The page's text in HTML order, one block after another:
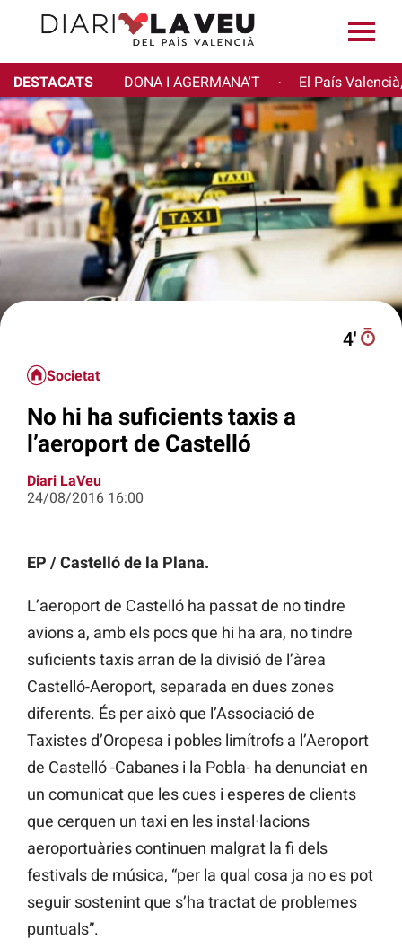
DESTACATS DONA I AGERMANA'T · El País
4′
Societat
No hi ha suficients taxis a
l’aeroport de Castelló
Diari LaVeu
24/08/2016 16:00
EP / Castelló de la Plana.
L’aeroport de Castelló ha passat de no tindre
avions a, amb els pocs que hi ha ara, no tindre
suficients taxis arran de la divisió de l’àrea
Castelló-Aeroport, separada en dues zones
diferents. És per això que l’Associació de
Taxistes d’Oropesa i pobles limítrofs a l’Aeroport
de Castelló -Cabanes i la Pobla- ha denunciat en
un comunicat que les cues i esperes de clients
que cerquen un taxi en les instal·lacions
aeroportuàries continuen malgrat la fi dels
festivals de música, “per la qual cosa ja no es pot
seguir sostenint que s’ha tractat de problemes
puntuals”.